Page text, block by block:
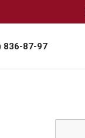
836-87-97